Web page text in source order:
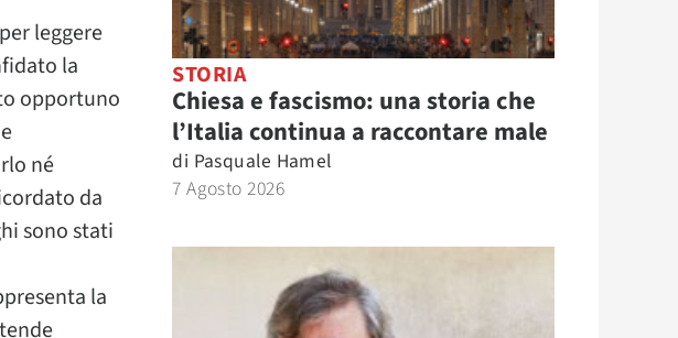
leggere
la
opportuno
né
da
sono stati
la
STORIA
Chiesa e fascismo: una storia che
l’Italia continua a raccontare male
di Pasquale Hamel
7 Agosto 2026